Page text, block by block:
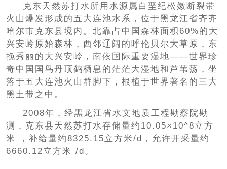
克东天然苏打水所用水源属白垩纪松嫩断裂带
火山爆发形成的五大连池水系，位于黑龙江省齐齐
哈尔市克东县境内。北靠占中国森林面积60%的大
兴安岭原始森林，西邻辽阔的呼伦贝尔大草原，东
挽秀丽的大兴安岭，南依国际重要湿地——世界珍
奇中国国鸟丹顶鹤栖息的茫茫大湿地和芦苇荡，坐
落于五大连池火山群脚下，根植于世界著名的三大
黑土带之中。
2008年，经黑龙江省水文地质工程勘察院勘
测，克东县天然苏打水存储量约10.05×10^8立方
米 ，补给量约8325.15立方米/d，允许开采量约
6660.12立方米 /d。